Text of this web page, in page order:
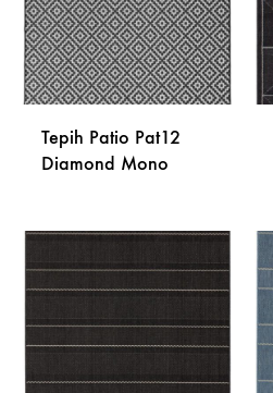
Tepih Patio Pat12
Diamond Mono
NA
ŽELJA